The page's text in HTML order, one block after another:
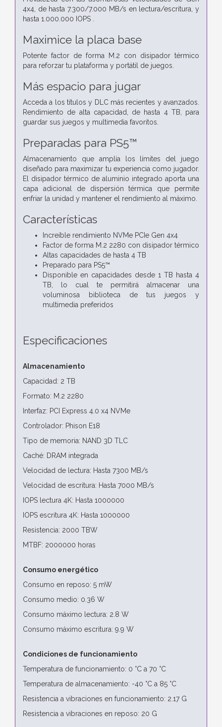
4x4, de hasta 7.300/7.000 MB/s en lectura/escritura, y
hasta 1.000.000 IOPS .
Maximice la placa base
Potente factor de forma M.2 con disipador térmico
para reforzar tu plataforma y portátil de juegos.
Más espacio para jugar
Acceda a los títulos y DLC más recientes y avanzados.
Rendimiento de alta capacidad, de hasta 4 TB, para
guardar sus juegos y multimedia favoritos.
Preparadas para PS5™
Almacenamiento que amplía los límites del juego
diseñado para maximizar tu experiencia como jugador.
El disipador térmico de aluminio integrado aporta una
capa adicional de dispersión térmica que permite
enfriar la unidad y mantener el rendimiento al máximo.
Características
Increíble rendimiento NVMe PCIe Gen 4x4
Factor de forma M.2 2280 con disipador térmico
Altas capacidades de hasta 4 TB
Preparado para PS5™
Disponible en capacidades desde 1 TB hasta 4
TB, lo cual te permitirá almacenar una
voluminosa biblioteca de tus juegos y
multimedia preferidos
Especificaciones
Almacenamiento
Capacidad: 2 TB
Formato: M.2 2280
Interfaz: PCI Express 4.0 x4 NVMe
Controlador: Phison E18
Tipo de memoria: NAND 3D TLC
Caché: DRAM integrada
Velocidad de lectura: Hasta 7300 MB/s
Velocidad de escritura: Hasta 7000 MB/s
IOPS lectura 4K: Hasta 1000000
IOPS escritura 4K: Hasta 1000000
Resistencia: 2000 TBW
MTBF: 2000000 horas
Consumo energético
Consumo en reposo: 5 mW
Consumo medio: 0.36 W
Consumo máximo lectura: 2.8 W
Consumo máximo escritura: 9.9 W
Condiciones de funcionamiento
Temperatura de funcionamiento: 0 °C a 70 °C
Temperatura de almacenamiento: -40 °C a 85 °C
Resistencia a vibraciones en funcionamiento: 2.17 G
Resistencia a vibraciones en reposo: 20 G